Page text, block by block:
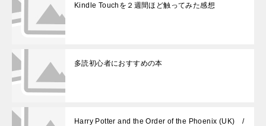
Kindle Touchを２週間ほど触ってみた感想
多読初心者におすすめの本
Harry Potter and the Order of the Phoenix (UK) /